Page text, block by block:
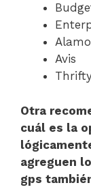
Alamo
Avis
Otra
cuál es la
agreguen
gps